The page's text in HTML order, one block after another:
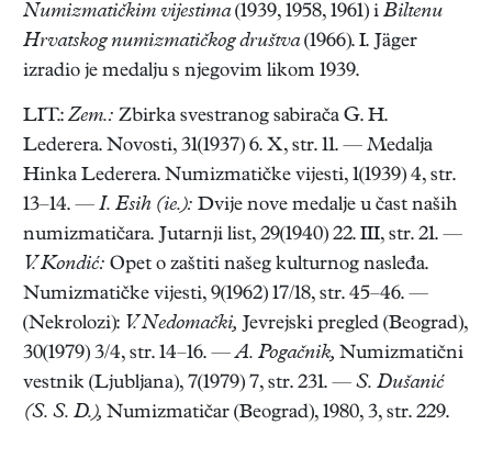
Numizmatičkim vijestima(1939, 1958, 1961) i Biltenu
Hrvatskog numizmatičkog društva(1966). I. Jäger
izradio je medalju s njegovim likom 1939.
LIT.: Zem.: Zbirka svestranog sabirača G. H.
Lederera. Novosti, 31(1937) 6. X, str. 11. — Medalja
Hinka Lederera. Numizmatičke vijesti, 1(1939) 4, str.
13–14. — I. Esih (ie.): Dvije nove medalje u čast naših
numizmatičara. Jutarnji list, 29(1940) 22. III, str. 21. —
V. Kondić: Opet o zaštiti našeg kulturnog nasleđa.
Numizmatičke vijesti, 9(1962) 17/18, str. 45–46. —
(Nekrolozi): V. Nedomački, Jevrejski pregled (Beograd),
30(1979) 3/4, str. 14–16. —A. Pogačnik, Numizmatični
vestnik (Ljubljana), 7(1979) 7, str. 231. — S. Dušanić
(S. S. D.), Numizmatičar (Beograd), 1980, 3, str. 229.